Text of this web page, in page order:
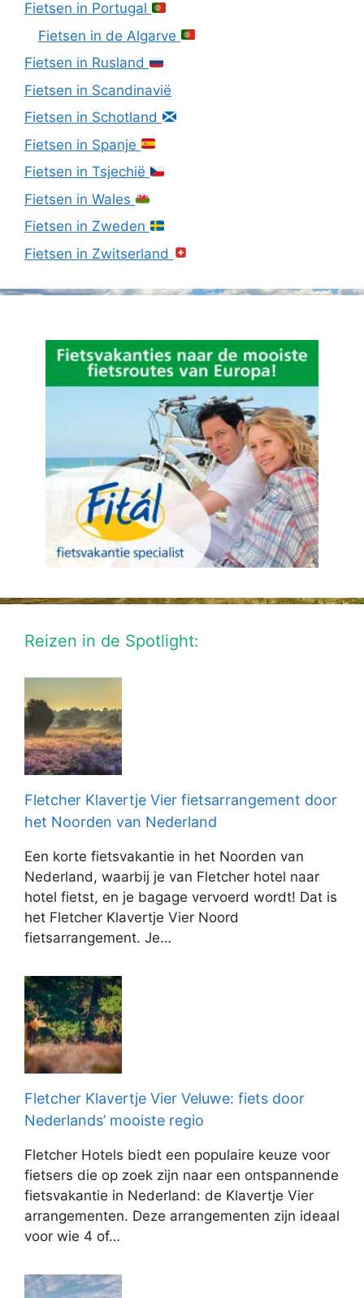
Fietsen in Portugal
Fietsen in de Algarve
Fietsen in Rusland
Fietsen in Scandinavië
Fietsen in Schotland
Fietsen in Spanje
Fietsen in Tsjechië
Fietsen in Wales
Fietsen in Zweden
Fietsen in Zwitserland
Reizen in de Spotlight:
Fletcher Klavertje Vier fietsarrangement door
het Noorden van Nederland
Een korte fietsvakantie in het Noorden van
Nederland, waarbij je van Fletcher hotel naar
hotel fietst, en je bagage vervoerd wordt! Dat is
het Fletcher Klavertje Vier Noord
fietsarrangement. Je…
Fletcher Klavertje Vier Veluwe: fiets door
Nederlands’ mooiste regio
Fletcher Hotels biedt een populaire keuze voor
fietsers die op zoek zijn naar een ontspannende
fietsvakantie in Nederland: de Klavertje Vier
arrangementen. Deze arrangementen zijn ideaal
voor wie 4 of…